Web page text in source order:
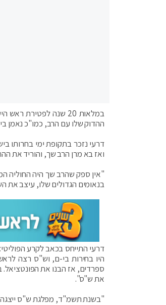
במלאות 20 שנה
ההדוק שלו עם הרב, כמו"כ נאמן
דרעי נזכר בתקופת ימי בחרותו
ואז בא מרן הרב שך, והוריד את
"אין ספק שהרב שך היה החוליה
בנאומים הגדולים שלו, עיצב את
דרעי התייחס בכאב לקרע
היו בחירות בי-ם, וש"ס רצה
ספרדים, אז הבנו את הפונטציאל.
את ש"ס".
"בשנת תשמ"ד, מפלגת ש"ס ייצגה